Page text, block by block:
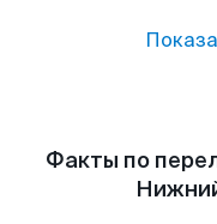
Факты по